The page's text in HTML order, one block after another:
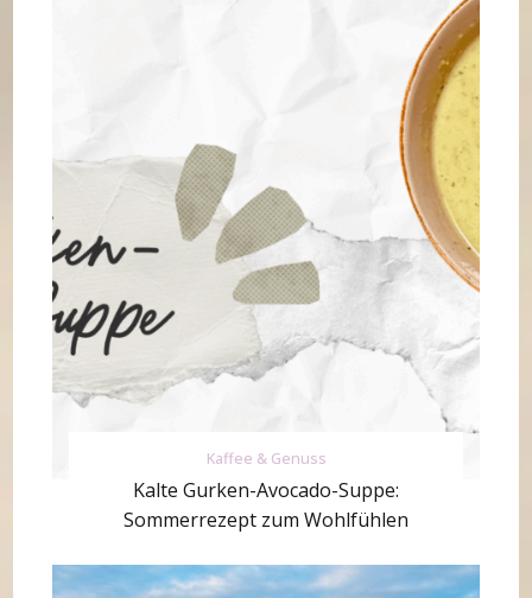
Kaffee & Genuss
Kalte Gurken-Avocado-Suppe:
Sommerrezept zum Wohlfühlen